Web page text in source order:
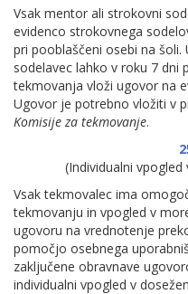
Vsak mentor ali strokovni
evidenco strokovnega
pri pooblaščeni osebi na
sodelavec lahko v roku 7 dni
tekmovanja vloži ugovor na
Ugovor je potrebno vložiti v
Komisije za tekmovanje.
(Individualni
Vsak tekmovalec ima
tekmovanju in vpogled v
ugovoru na vrednotenje
pomočjo osebnega
zaključene obravnave
individualni vpogled v